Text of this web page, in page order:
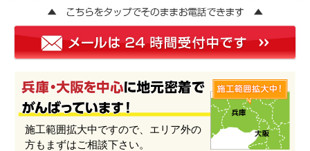
施工範囲拡大中ですので、エリア外の
方もまずはご相談下さい。